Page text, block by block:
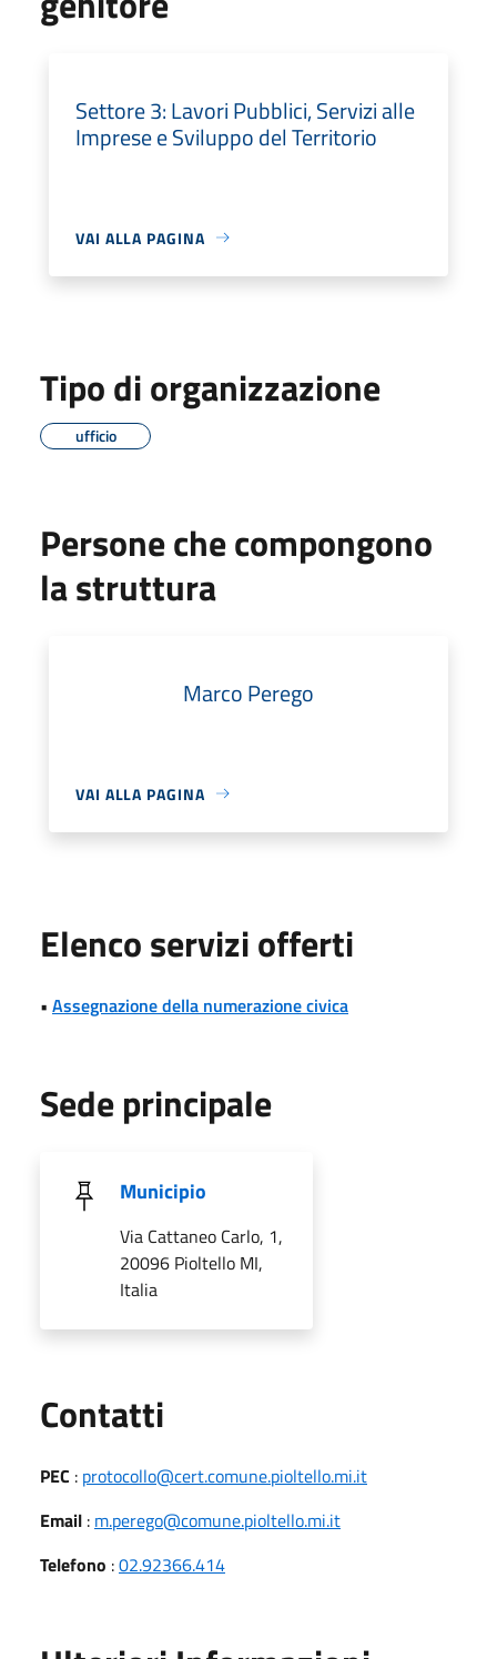
Settore 3: Lavori Pubblici, Servizi alle
Imprese e Sviluppo del Territorio
VAI ALLA PAGINA
Tipo di organizzazione
ufficio
Persone che compongono
la struttura
Marco Perego
VAI ALLA PAGINA
Elenco servizi offerti
• Assegnazione della numerazione civica
Sede principale
Municipio
Via Cattaneo Carlo, 1,
20096 Pioltello MI,
Italia
Contatti
PEC : protocollo@cert.comune.pioltello.mi.it
Email : m.perego@comune.pioltello.mi.it
Telefono :02.92366.414